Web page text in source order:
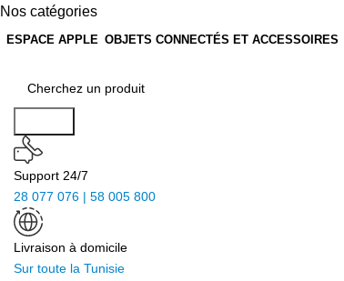
Nos catégories
ESPACE APPLE OBJETS CONNECTÉS ET ACCESSOIRES
Support 24/7
28 077 076 | 58 005 800
Livraison à domicile
Sur toute la Tunisie